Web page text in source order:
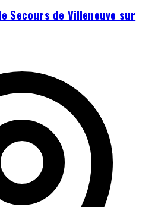
Secours de Villeneuve sur